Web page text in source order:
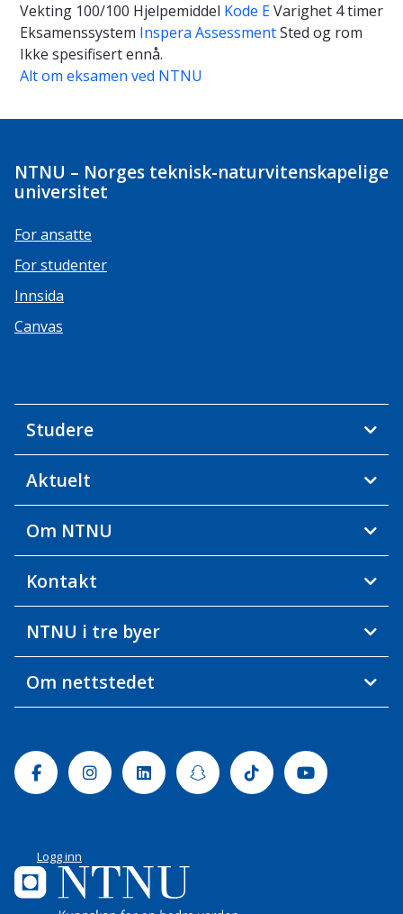
Vekting 100/100 Hjelpemiddel Kode EVarighet 4 timer
Eksamenssystem Inspera AssessmentSted og rom
Ikke spesifisert ennå.
Alt om eksamen ved NTNU
NTNU – Norges teknisk-naturvitenskapelige
universitet
For ansatte
For studenter
Innsida
Canvas
Studere
Aktuelt
Om NTNU
Kontakt
NTNU i tre byer
Om nettstedet
FacebookInstagramLinkedinSnapchatTiktok Youtube
Logg inn